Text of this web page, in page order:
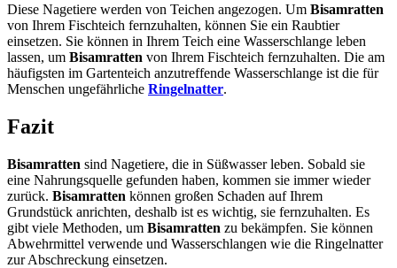
Diese Nagetiere werden von Teichen angezogen. Um Bisamratten
von Ihrem Fischteich fernzuhalten, können Sie ein Raubtier
einsetzen. Sie können in Ihrem Teich eine Wasserschlange leben
lassen, um Bisamratten von Ihrem Fischteich fernzuhalten. Die am
häufigsten im Gartenteich anzutreffende Wasserschlange ist die für
Menschen ungefährliche Ringelnatter.
Fazit
Bisamratten sind Nagetiere, die in Süßwasser leben. Sobald sie
eine Nahrungsquelle gefunden haben, kommen sie immer wieder
zurück. Bisamratten können großen Schaden auf Ihrem
Grundstück anrichten, deshalb ist es wichtig, sie fernzuhalten. Es
gibt viele Methoden, um Bisamratten zu bekämpfen. Sie können
Abwehrmittel verwende und Wasserschlangen wie die Ringelnatter
zur Abschreckung einsetzen.